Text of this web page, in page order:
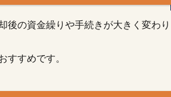
後の資金繰りや手続きが大きく変わり
すすめです。